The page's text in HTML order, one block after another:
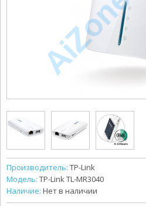
Производитель: TP-Link
Модель: TP-Link TL-MR3040
Наличие: Нет в наличии